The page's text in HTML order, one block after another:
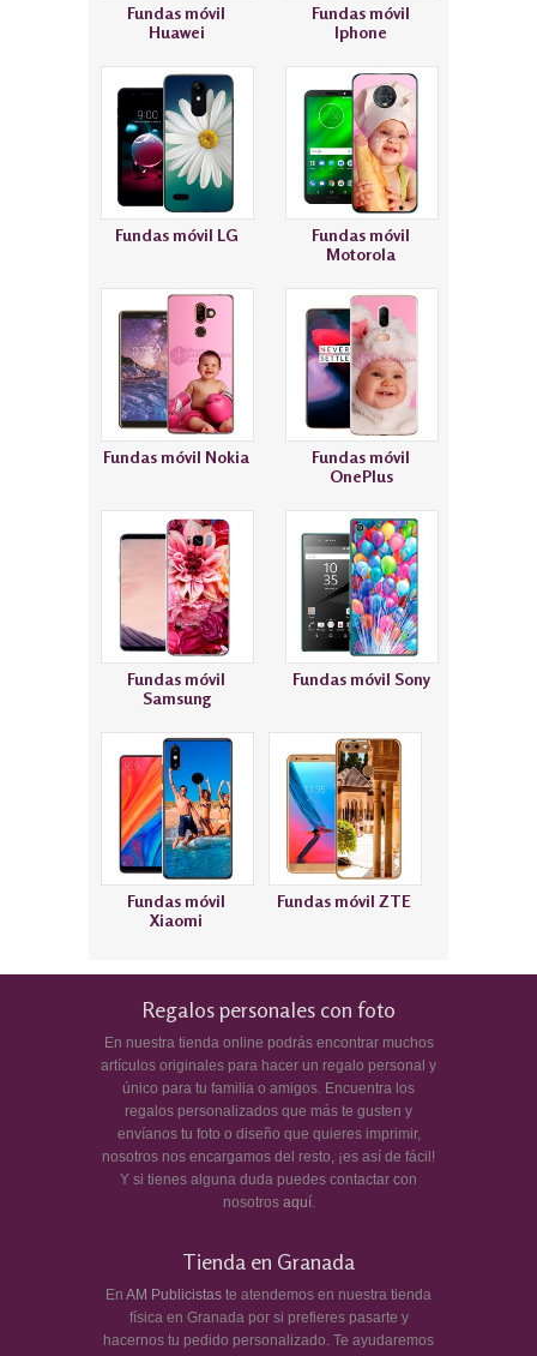
Fundas móvil
Huawei
Fundas móvil
Iphone
Fundas móvil LG
Fundas móvil
Motorola
Fundas móvil Nokia
Fundas móvil
OnePlus
Fundas móvil
Samsung
Fundas móvil Sony
Fundas móvil
Xiaomi
Fundas móvil ZTE
Regalos personales con foto
En nuestra tienda online podrás encontrar muchos
artículos originales para hacer un regalo personal y
único para tu familia o amigos. Encuentra los
regalos personalizados que más te gusten y
envíanos tu foto o diseño que quieres imprimir,
nosotros nos encargamos del resto, ¡es así de fácil!
Y si tienes alguna duda puedes contactar con
nosotros aquí.
Tienda en Granada
En AM Publicistas te atendemos en nuestra tienda
física en Granada por si prefieres pasarte y
hacernos tu pedido personalizado. Te ayudaremos